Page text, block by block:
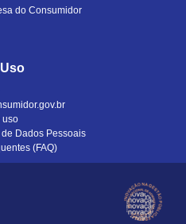
do Consumidor
uso
Dados Pessoais
(FAQ)